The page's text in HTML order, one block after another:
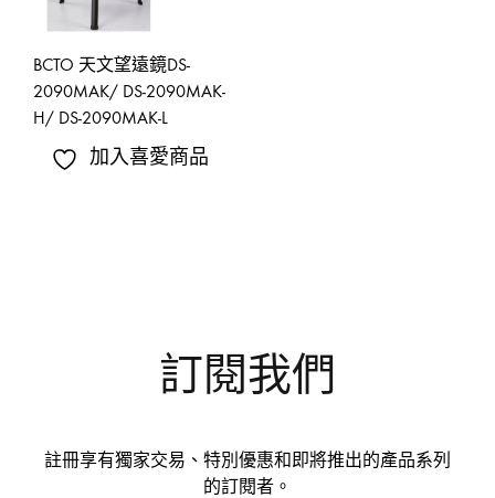
BCTO 天文望遠鏡DS-
2090MAK/ DS-2090MAK-
H/ DS-2090MAK-L
加入喜愛商品
訂閱我們
註冊享有獨家交易、特別優惠和即將推出的產品系列
的訂閱者。